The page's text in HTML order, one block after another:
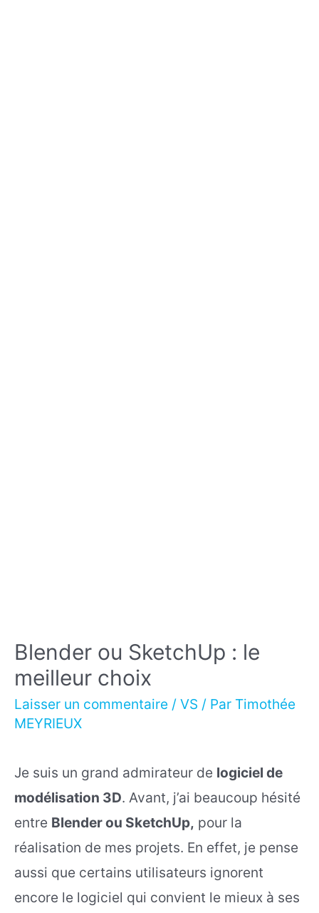
Blender ou SketchUp : le
meilleur choix
Laisser un commentaire / VS / Par Timothée
MEYRIEUX
Je suis un grand admirateur de logiciel de
modélisation 3D. Avant, j’ai beaucoup hésité
entre Blender ou SketchUp, pour la
réalisation de mes projets. En effet, je pense
aussi que certains utilisateurs ignorent
encore le logiciel qui convient le mieux à ses